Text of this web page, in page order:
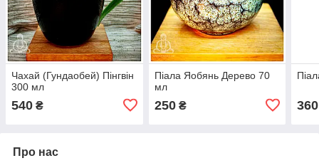
Чахай (Гундаобей) Пінгвін
300 мл
540 ₴
Піала Яобянь Дерево 70
мл
250₴ 360
Про нас